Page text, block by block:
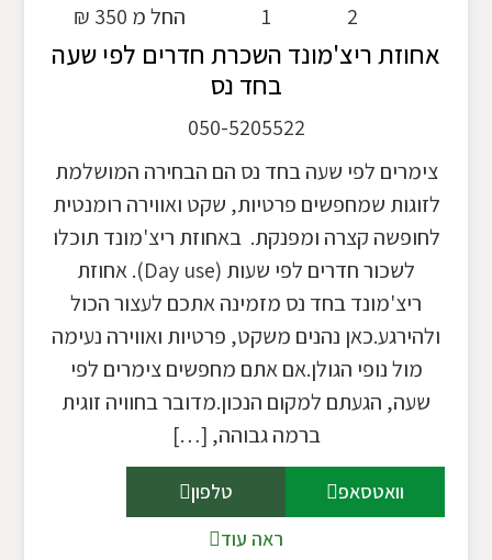
החל מ 350 ₪ 1 2
אחוזת ריצ'מונד השכרת חדרים לפי שעה
בחד נס
050-5205522
צימרים לפי שעה בחד נס הם הבחירה המושלמת
לזוגות שמחפשים פרטיות, שקט ואווירה רומנטית
לחופשה קצרה ומפנקת. באחוזת ריצ'מונד תוכלו
לשכור חדרים לפי שעות (Day use). אחוזת
ריצ'מונד בחד נס מזמינה אתכם לעצור הכול
ולהירגע.כאן נהנים משקט, פרטיות ואווירה נעימה
מול נופי הגולן.אם אתם מחפשים צימרים לפי
שעה, הגעתם למקום הנכון.מדובר בחוויה זוגית
ברמה גבוהה, […]
וואטסאפ
טלפון
ראה עוד